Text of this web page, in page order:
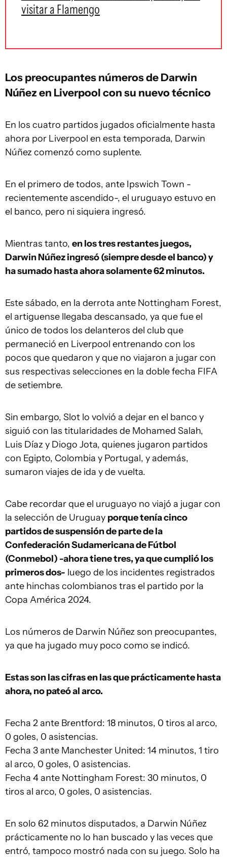
visitar a Flamengo
Los preocupantes números de Darwin
Núñez en Liverpool con su nuevo técnico
En los cuatro partidos jugados oficialmente hasta
ahora por Liverpool en esta temporada, Darwin
Núñez comenzó como suplente.
En el primero de todos, ante Ipswich Town -
recientemente ascendido-, el uruguayo estuvo en
el banco, pero ni siquiera ingresó.
Mientras tanto, en los tres restantes juegos,
Darwin Núñez ingresó (siempre desde el banco) y
ha sumado hasta ahora solamente 62 minutos.
Este sábado, en la derrota ante Nottingham Forest,
el artiguense llegaba descansado, ya que fue el
único de todos los delanteros del club que
permaneció en Liverpool entrenando con los
pocos que quedaron y que no viajaron a jugar con
sus respectivas selecciones en la doble fecha FIFA
de setiembre.
Sin embargo, Slot lo volvió a dejar en el banco y
siguió con las titularidades de Mohamed Salah,
Luis Díaz y Diogo Jota, quienes jugaron partidos
con Egipto, Colombia y Portugal, y además,
sumaron viajes de ida y de vuelta.
Cabe recordar que el uruguayo no viajó a jugar con
la selección de Uruguay porque tenía cinco
partidos de suspensión de parte de la
Confederación Sudamericana de Fútbol
(Conmebol) -ahora tiene tres, ya que cumplió los
primeros dos- luego de los incidentes registrados
ante hinchas colombianos tras el partido por la
Copa América 2024.
Los números de Darwin Núñez son preocupantes,
ya que ha jugado muy poco como se indicó.
Estas son las cifras en las que prácticamente hasta
ahora, no pateó al arco.
Fecha 2 ante Brentford: 18 minutos, 0 tiros al arco,
0 goles, 0 asistencias.
Fecha 3 ante Manchester United: 14 minutos, 1 tiro
al arco, 0 goles, 0 asistencias.
Fecha 4 ante Nottingham Forest: 30 minutos, 0
tiros al arco, 0 goles, 0 asistencias.
En solo 62 minutos disputados, a Darwin Núñez
prácticamente no lo han buscado y las veces que
entró, tampoco mostró nada con su juego. Solo ha